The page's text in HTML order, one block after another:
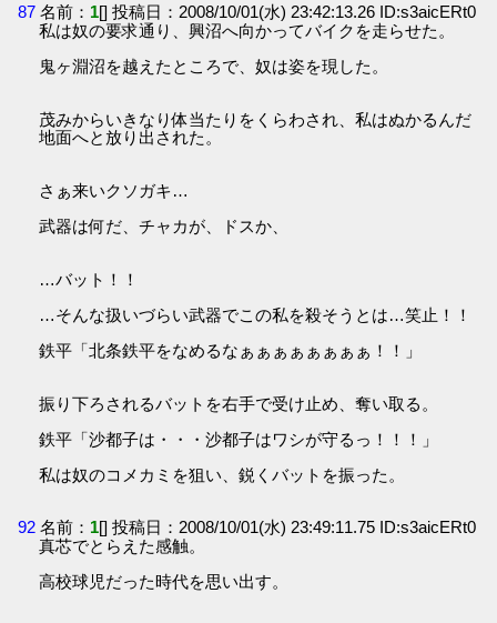
87 名前： 1[] 投稿日：2008/10/01(水) 23:42:13.26 ID:s3aicERt0
私は奴の要求通り、興沼へ向かってバイクを走らせた。
鬼ヶ淵沼を越えたところで、奴は姿を現した。
茂みからいきなり体当たりをくらわされ、私はぬかるんだ
地面へと放り出された。
さぁ来いクソガキ…
武器は何だ、チャカが、ドスか、
…バット！！
…そんな扱いづらい武器でこの私を殺そうとは…笑止！！
鉄平「北条鉄平をなめるなぁぁぁぁぁぁぁぁ！！」
振り下ろされるバットを右手で受け止め、奪い取る。
鉄平「沙都子は・・・沙都子はワシが守るっ！！！」
私は奴のコメカミを狙い、鋭くバットを振った。
92 名前： 1[] 投稿日：2008/10/01(水) 23:49:11.75 ID:s3aicERt0
真芯でとらえた感触。
高校球児だった時代を思い出す。